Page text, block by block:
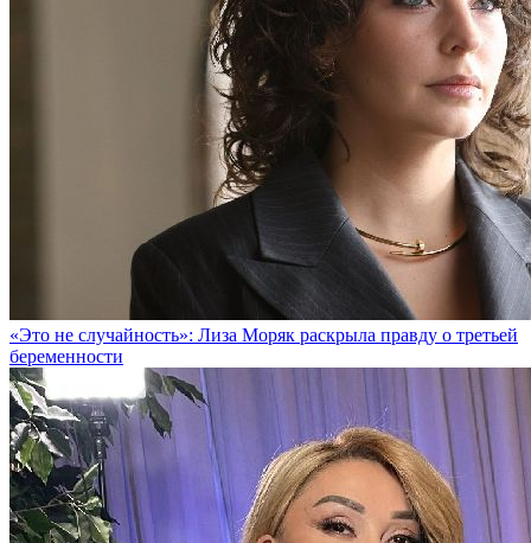
«Это не случайность»: Лиза Моряк раскрыла правду о третьей
беременности